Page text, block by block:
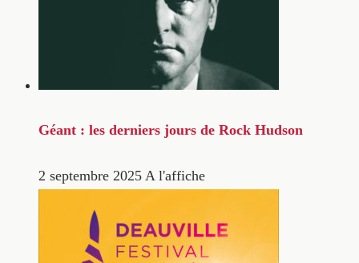
Géant : les derniers jours de Rock Hudson
2 septembre 2025 A l'affiche